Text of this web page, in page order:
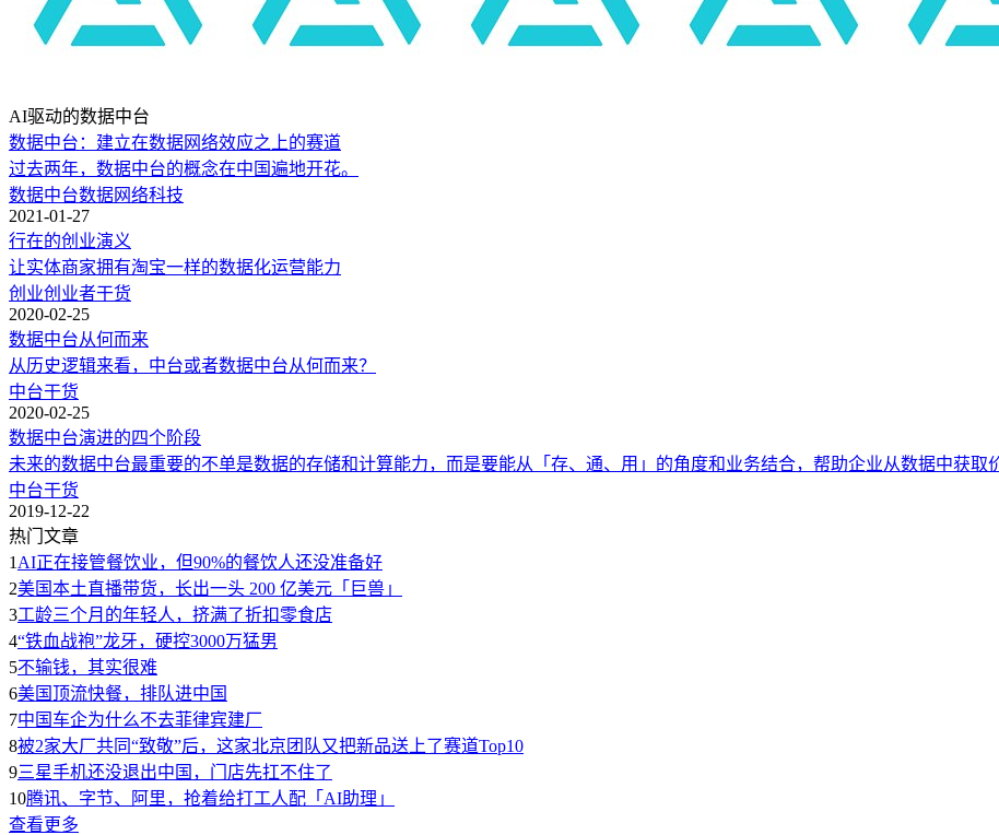
AI驱动的数据中台
数据中台：建立在数据网络效应之上的赛道
过去两年，数据中台的概念在中国遍地开花。
数据中台数据网络科技
2021-01-27
行在的创业演义
让实体商家拥有淘宝一样的数据化运营能力
创业创业者干货
2020-02-25
数据中台从何而来
从历史逻辑来看，中台或者数据中台从何而来？
中台干货
2020-02-25
数据中台演进的四个阶段
未来的数据中台最重要的不单是数据的存储和计算能力，而是要能从「存、通、用」的角度和业务结合，帮助企业从数据中获取
中台干货
2019-12-22
热门文章
1 AI正在接管餐饮业，但90%的餐饮人还没准备好
2美国本土直播带货，长出一头 200 亿美元「巨兽」
3工龄三个月的年轻人，挤满了折扣零食店
4“铁血战袍”龙牙，硬控3000万猛男
5不输钱，其实很难
6美国顶流快餐，排队进中国
7中国车企为什么不去菲律宾建厂
8被2家大厂共同“致敬”后，这家北京团队又把新品送上了赛道Top10
9三星手机还没退出中国，门店先扛不住了
10腾讯、字节、阿里，抢着给打工人配「AI助理」
查看更多